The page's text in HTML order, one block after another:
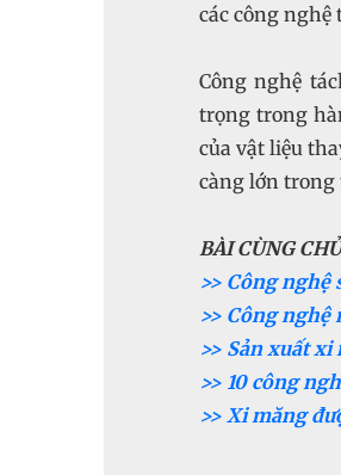
các công
Công nghệ
trọng trong
của vật liệu
càng lớn trong
BÀI CÙNG
>> Công
>> Công
>> Sản xuất
>> 10 công
>> Xi măng